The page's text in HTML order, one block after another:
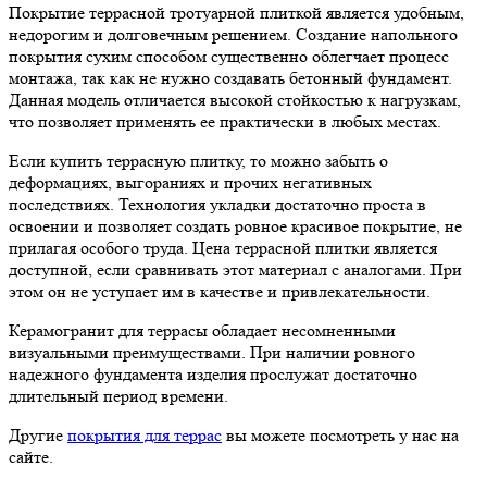
Покрытие террасной тротуарной плиткой является удобным,
недорогим и долговечным решением. Создание напольного
покрытия сухим способом существенно облегчает процесс
монтажа, так как не нужно создавать бетонный фундамент.
Данная модель отличается высокой стойкостью к нагрузкам,
что позволяет применять ее практически в любых местах.
Если купить террасную плитку, то можно забыть о
деформациях, выгораниях и прочих негативных
последствиях. Технология укладки достаточно проста в
освоении и позволяет создать ровное красивое покрытие, не
прилагая особого труда. Цена террасной плитки является
доступной, если сравнивать этот материал с аналогами. При
этом он не уступает им в качестве и привлекательности.
Керамогранит для террасы обладает несомненными
визуальными преимуществами. При наличии ровного
надежного фундамента изделия прослужат достаточно
длительный период времени.
Другие покрытия для террас вы можете посмотреть у нас на
сайте.